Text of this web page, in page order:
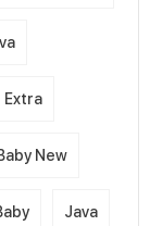
Extra
New
Java